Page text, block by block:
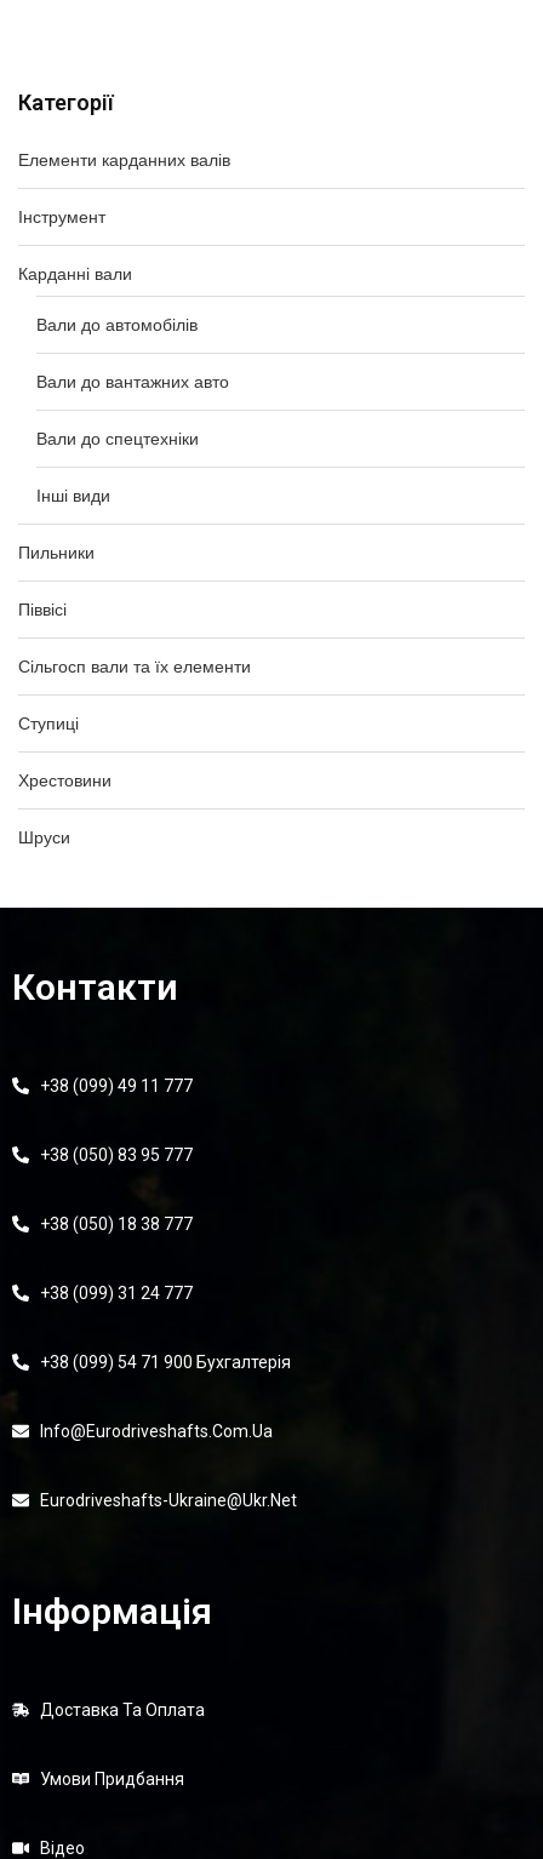
Категорії
Елементи карданних валів
Інструмент
Карданні вали
Вали до автомобілів
Вали до вантажних авто
Вали до спецтехніки
Інші види
Пильники
Піввісі
Сільгосп вали та їх елементи
Ступиці
Хрестовини
Шруси
Контакти
+38 (099) 49 11 777
+38 (050) 83 95 777
+38 (050) 18 38 777
+38 (099) 31 24 777
+38 (099) 54 71 900 Бухгалтерія
Info@eurodriveshafts.com.ua
Eurodriveshafts-Ukraine@ukr.net
Інформація
Доставка Та Оплата
Умови Придбання
Відео